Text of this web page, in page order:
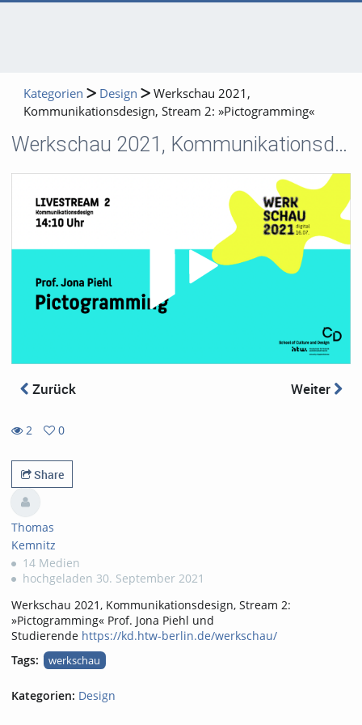
Kategorien Design
Werkschau 2021,
Kommunikationsdesign, Stream 2: »Pictogramming«
Werkschau 2021, Kommunikationsdesign, Stream 2: »Pictogramming«
Zurück Weiter
2
views
0
favorites
Share
Thomas
Kemnitz
14 Medien
hochgeladen 30. September 2021
Werkschau 2021, Kommunikationsdesign, Stream 2:
»Pictogramming« Prof. Jona Piehl und
Studierende https://kd.htw-berlin.de/werkschau/
Tags:
werkschau
Kategorien: Design